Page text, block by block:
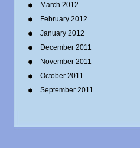
March 2012
February 2012
January 2012
December 2011
November 2011
October 2011
September 2011